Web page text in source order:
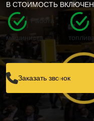
В СТОИМОСТЬ
Работа
машиниста топлива
Заказать звонок